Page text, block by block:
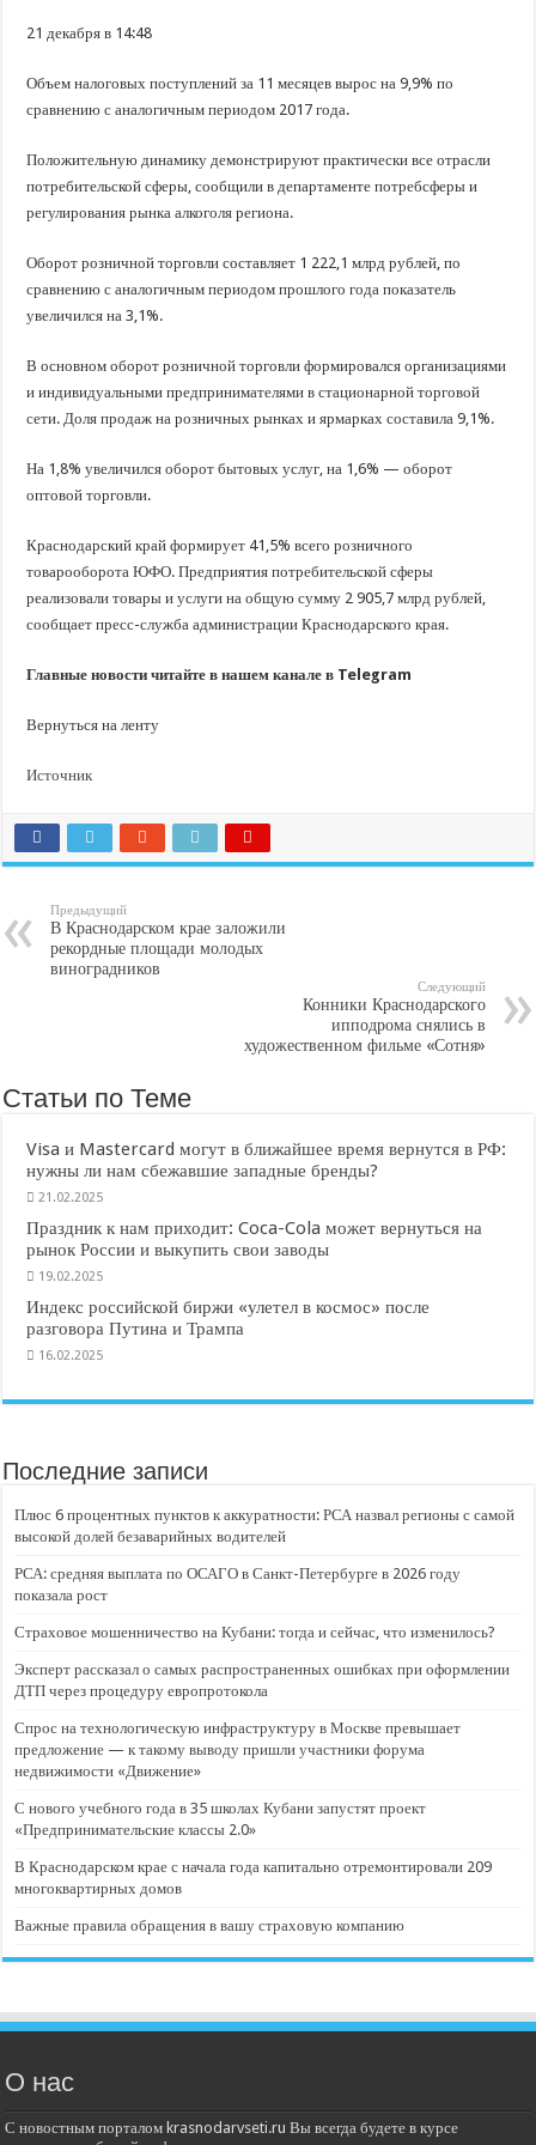
Важные правила обращения в вашу страховую компанию
В городах и районах Кубани отметили День России
Стартовал прием заявок на 20-й юбилейный молодежный форум «Регион 93»
21 декабря в 14:48
Объем налоговых поступлений за 11 месяцев вырос на 9,9% по
сравнению с аналогичным периодом 2017 года.
Положительную динамику демонстрируют практически все отрасли
потребительской сферы, сообщили в департаменте потребсферы и
регулирования рынка алкоголя региона.
Оборот розничной торговли составляет 1 222,1 млрд рублей, по
сравнению с аналогичным периодом прошлого года показатель
увеличился на 3,1%.
В основном оборот розничной торговли формировался организациями
и индивидуальными предпринимателями в стационарной торговой
сети. Доля продаж на розничных рынках и ярмарках составила 9,1%.
На 1,8% увеличился оборот бытовых услуг, на 1,6% — оборот
оптовой торговли.
Краснодарский край формирует 41,5% всего розничного
товарооборота ЮФО. Предприятия потребительской сферы
реализовали товары и услуги на общую сумму 2 905,7 млрд рублей,
сообщает пресс-служба администрации Краснодарского края.
Главные новости читайте в нашем канале в Telegram
Вернуться на ленту
Источник
Предыдущий
В Краснодарском крае заложили
рекордные площади молодых
виноградников
Следующий
Конники Краснодарского
ипподрома снялись в
художественном фильме «Сотня»
Статьи по Теме
Visa и Mastercard могут в ближайшее время вернутся в РФ:
нужны ли нам сбежавшие западные бренды?
21.02.2025
Праздник к нам приходит: Coca-Cola может вернуться на
рынок России и выкупить свои заводы
19.02.2025
Индекс российской биржи «улетел в космос» после
разговора Путина и Трампа
16.02.2025
Последние записи
Плюс 6 процентных пунктов к аккуратности: РСА назвал регионы с самой
высокой долей безаварийных водителей
РСА: средняя выплата по ОСАГО в Санкт-Петербурге в 2026 году
показала рост
Страховое мошенничество на Кубани: тогда и сейчас, что изменилось?
Эксперт рассказал о самых распространенных ошибках при оформлении
ДТП через процедуру европротокола
Спрос на технологическую инфраструктуру в Москве превышает
предложение — к такому выводу пришли участники форума
недвижимости «Движение»
С нового учебного года в 35 школах Кубани запустят проект
«Предпринимательские классы 2.0»
В Краснодарском крае с начала года капитально отремонтировали 209
многоквартирных домов
Важные правила обращения в вашу страховую компанию
О нас
С новостным порталом krasnodarvseti.ru Вы всегда будете в курсе